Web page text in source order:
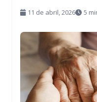
11 de abril, 2026 5